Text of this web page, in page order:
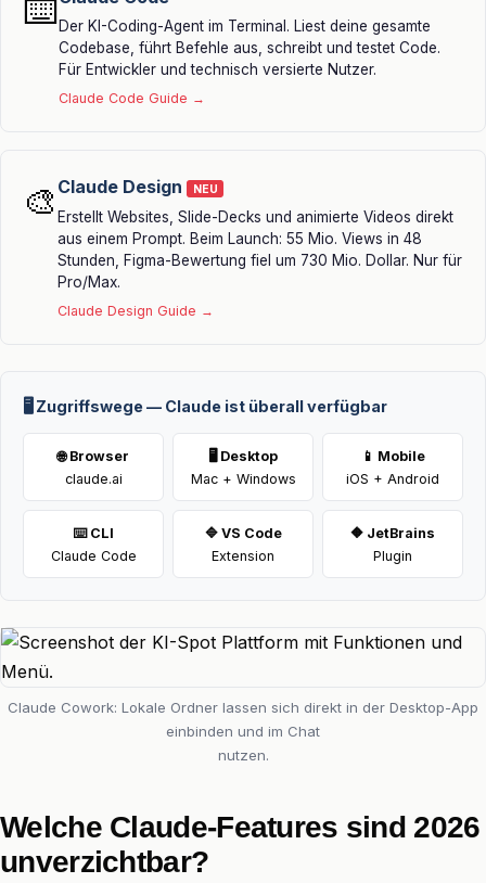
⌨️ Der KI-Coding-Agent im Terminal. Liest deine gesamte
Codebase, führt Befehle aus, schreibt und testet Code.
Für Entwickler und technisch versierte Nutzer.
Claude Code Guide →
🎨 Claude Design NEU
Erstellt Websites, Slide-Decks und animierte Videos direkt
aus einem Prompt. Beim Launch: 55 Mio. Views in 48
Stunden, Figma-Bewertung fiel um 730 Mio. Dollar. Nur für
Pro/Max.
Claude Design Guide →
🖥️ Zugriffswege — Claude ist überall verfügbar
🌐 Browser
claude.ai
🖥️ Desktop
Mac + Windows
📱 Mobile
iOS + Android
⌨️ CLI
Claude Code
🔷 VS Code
Extension
🔶 JetBrains
Plugin
Claude Cowork: Lokale Ordner lassen sich direkt in der Desktop-App
einbinden und im Chat
nutzen.
Welche Claude-Features sind 2026
unverzichtbar?